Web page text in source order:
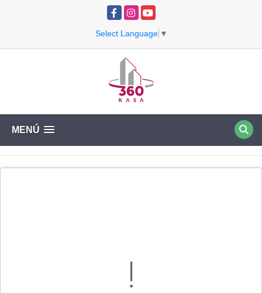
Facebook
InstagramYouTube
Select Language ▼
MENÚ